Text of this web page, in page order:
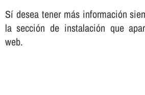
Sí­ desea tener más información
la sección de instalación que
web.